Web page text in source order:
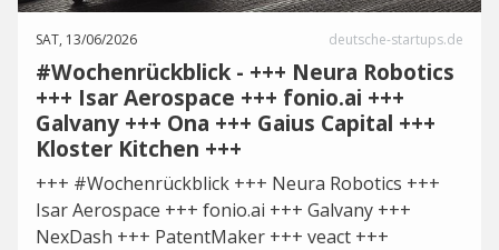
SAT, 13/06/2026 deutsche-startups.de
#Wochenrückblick - +++ Neura Robotics
+++ Isar Aerospace +++ fonio.ai +++
Galvany +++ Ona +++ Gaius Capital +++
Kloster Kitchen +++
+++ #Wochenrückblick +++ Neura Robotics +++
Isar Aerospace +++ fonio.ai +++ Galvany +++
NexDash +++ PatentMaker +++ veact +++